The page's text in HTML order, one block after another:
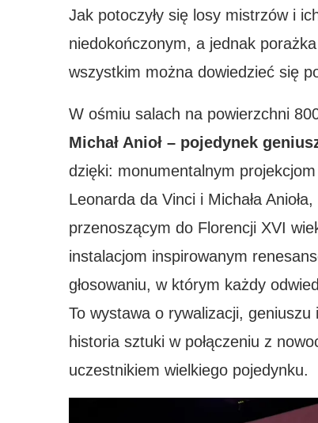
Jak potoczyły się losy mistrzów i
niedokończonym, a jednak
wszystkim można dowiedzieć się
W ośmiu salach na powierzchni
Michał Anioł – pojedynek
dzięki: monumentalnym
Leonarda da Vinci i Michała
przenoszącym do Florencji XVI
instalacjom inspirowanym
głosowaniu, w którym każdy
To wystawa o rywalizacji,
historia sztuki w połączeniu z
uczestnikiem wielkiego pojedynku.